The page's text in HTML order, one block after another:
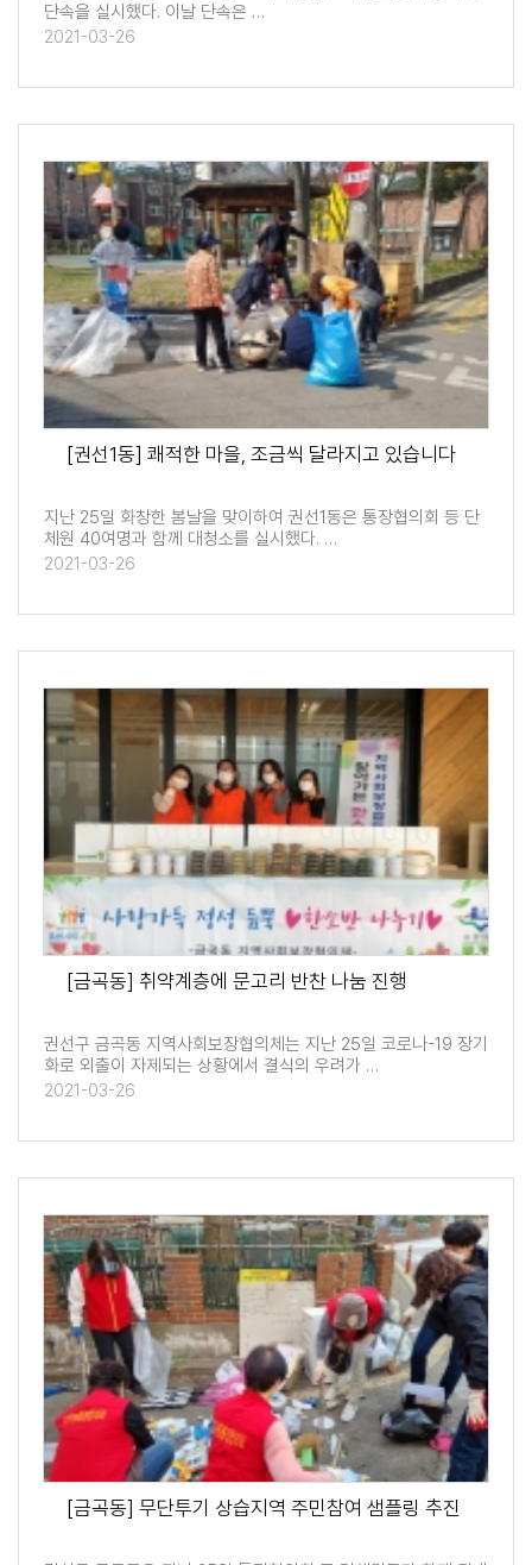
단속을 실시했다. 이날 단속은 …
2021-03-26
[권선1동] 쾌적한 마을, 조금씩 달라지고 있습니다
지난 25일 화창한 봄날을 맞이하여 권선1동은 통장협의회 등 단
체원 40여명과 함께 대청소를 실시했다. …
2021-03-26
[금곡동] 취약계층에 문고리 반찬 나눔 진행
권선구 금곡동 지역사회보장협의체는 지난 25일 코로나-19 장기
화로 외출이 자제되는 상황에서 결식의 우려가 …
2021-03-26
[금곡동] 무단투기 상습지역 주민참여 샘플링 추진